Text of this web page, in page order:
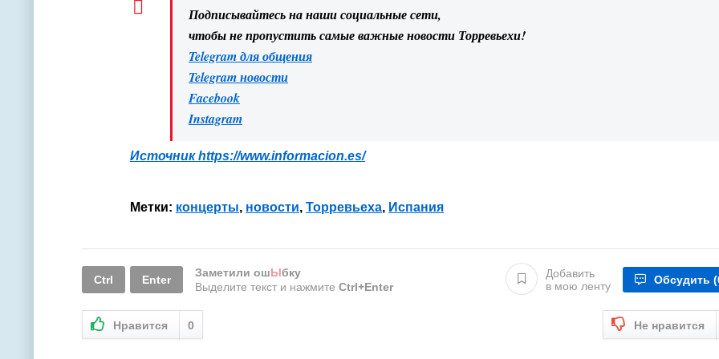
Подписывайтесь на наши социальные сети,
чтобы не пропустить самые важные новости Торревьехи!
Telegram для общения
Telegram новости
Facebook
Instagram
Источник https://www.informacion.es/
Метки: концерты, новости, Торревьеха, Испания
Ctrl Enter
Заметили ошЫбку
Выделите текст и нажмите Ctrl+Enter
Добавить
в мою ленту
Обсудить
Нравится 0 Не нравится